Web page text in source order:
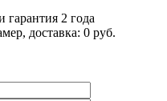
гарантия 2 года
доставка: 0 руб.